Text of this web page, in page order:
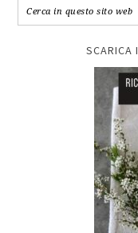
SCARICA